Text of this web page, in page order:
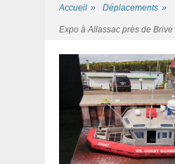
Accueil » Déplacements »
Expo à Allassac près de